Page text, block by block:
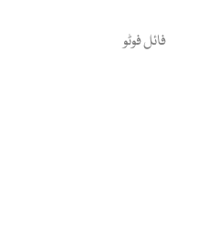
فائل فوٹو